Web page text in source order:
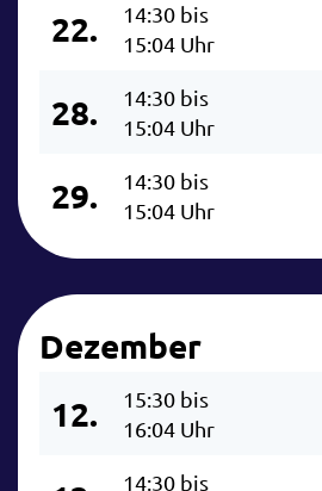
22.
14:30 bis
15:04 Uhr
28.
14:30 bis
15:04 Uhr
29.
14:30 bis
15:04 Uhr
Dezember
12.
15:30 bis
16:04 Uhr
14:30 bis